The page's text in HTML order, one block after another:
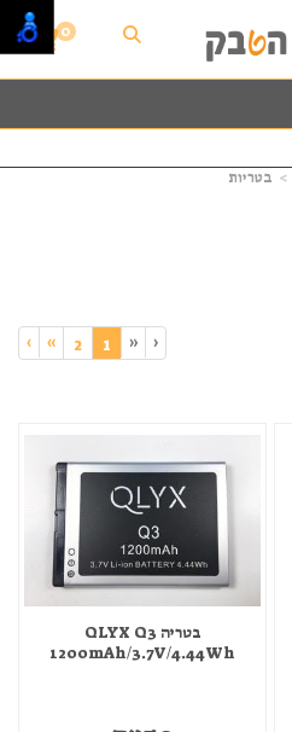
0
בטריות
‹
«
1
2
»
›
בטריה QLYX Q3
1200mAh/3.7V/4.44Wh